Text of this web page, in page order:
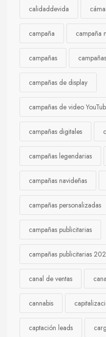
calidaddevida
campaña campaña
campañas
campañas de display
campañas de video
campañas digitales
campañas legendarias
campañas navideñas
campañas personalizadas
campañas publicitarias
campañas publicitarias
canal de ventas
cannabis
captación leads